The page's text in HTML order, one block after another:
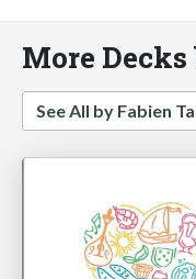
More
See All by Fabien